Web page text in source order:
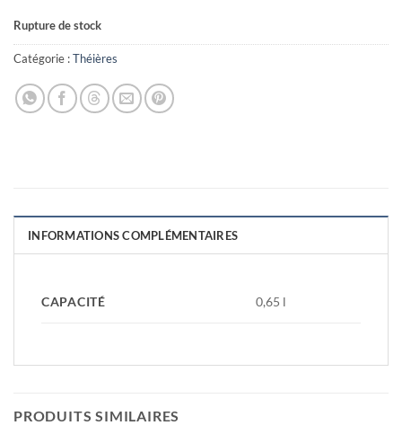
Rupture de stock
Catégorie :Théières
INFORMATIONS COMPLÉMENTAIRES
CAPACITÉ 0,65 l
PRODUITS SIMILAIRES